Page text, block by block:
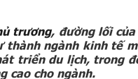
trương, đường lối
thành ngành kinh tế
triển du lịch, trong
cao cho ngành.